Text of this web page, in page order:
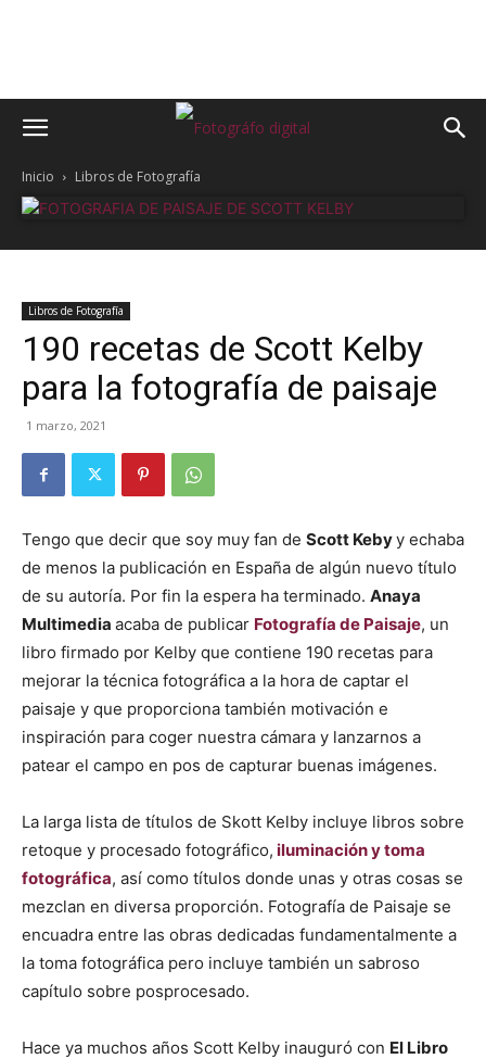
Inicio Libros de Fotografía
Libros de Fotografía
190 recetas de Scott Kelby
para la fotografía de paisaje
1 marzo, 2021
Tengo que decir que soy muy fan de Scott Kebyy echaba
de menos la publicación en España de algún nuevo título
de su autoría. Por fin la espera ha terminado. Anaya
Multimedia acaba de publicar Fotografía de Paisaje, un
libro firmado por Kelby que contiene 190 recetas para
mejorar la técnica fotográfica a la hora de captar el
paisaje y que proporciona también motivación e
inspiración para coger nuestra cámara y lanzarnos a
patear el campo en pos de capturar buenas imágenes.
La larga lista de títulos de Skott Kelby incluye libros sobre
retoque y procesado fotográfico, iluminación y toma
fotográfica, así como títulos donde unas y otras cosas se
mezclan en diversa proporción. Fotografía de Paisaje se
encuadra entre las obras dedicadas fundamentalmente a
la toma fotográfica pero incluye también un sabroso
capítulo sobre posprocesado.
Hace ya muchos años Scott Kelby inauguró con El Libro